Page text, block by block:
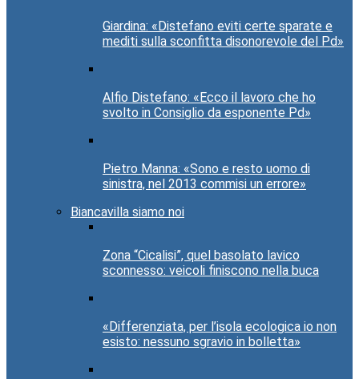
Giardina: «Distefano eviti certe sparate e
mediti sulla sconfitta disonorevole del Pd»
Alfio Distefano: «Ecco il lavoro che ho
svolto in Consiglio da esponente Pd»
Pietro Manna: «Sono e resto uomo di
sinistra, nel 2013 commisi un errore»
Biancavilla siamo noi
Zona “Cicalisi”, quel basolato lavico
sconnesso: veicoli finiscono nella buca
«Differenziata, per l’isola ecologica io non
esisto: nessuno sgravio in bolletta»